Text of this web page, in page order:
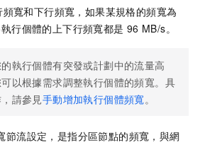
寬和下行頻寬，如果某規格的頻寬為
行個體的上下行頻寬都是 96 MB/s。
執行個體有突發或計劃中的流量高
以根據需求調整執行個體的頻寬。具
請參見手動增加執行個體頻寬。
節流設定，是指分區節點的頻寬，與網